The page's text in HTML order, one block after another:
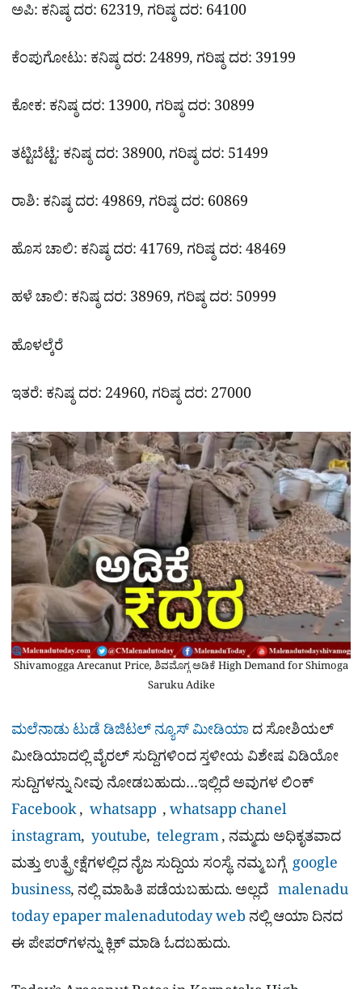
ಅಪಿ: ಕನಿಷ್ಠ ದರ: 62319, ಗರಿಷ್ಠ ದರ: 64100
ಕೆಂಪುಗೋಟು: ಕನಿಷ್ಠ ದರ: 24899, ಗರಿಷ್ಠ ದರ: 39199
ಕೋಕ: ಕನಿಷ್ಠ ದರ: 13900, ಗರಿಷ್ಠ ದರ: 30899
ತಟ್ಟಿಬೆಟ್ಟೆ: ಕನಿಷ್ಠ ದರ: 38900, ಗರಿಷ್ಠ ದರ: 51499
ರಾಶಿ: ಕನಿಷ್ಠ ದರ: 49869, ಗರಿಷ್ಠ ದರ: 60869
ಹೊಸ ಚಾಲಿ: ಕನಿಷ್ಠ ದರ: 41769, ಗರಿಷ್ಠ ದರ: 48469
ಹಳೆ ಚಾಲಿ: ಕನಿಷ್ಠ ದರ: 38969, ಗರಿಷ್ಠ ದರ: 50999
ಹೊಳಲ್ಕೆರೆ
ಇತರೆ: ಕನಿಷ್ಠ ದರ: 24960, ಗರಿಷ್ಠ ದರ: 27000
Shivamogga Arecanut Price, ಶಿವಮೊಗ್ಗ ಅಡಿಕೆ High Demand for Shimoga
Saruku Adike
ಮಲೆನಾಡು ಟುಡೆ ಡಿಜಿಟಲ್ ನ್ಯೂಸ್ ಮೀಡಿಯಾ ದ ಸೋಶಿಯಲ್​
ಮೀಡಿಯಾದಲ್ಲಿ ವೈರಲ್​ ಸುದ್ದಿಗಳಿಂದ ಸ್ತಳೀಯ ವಿಶೇಷ ವಿಡಿಯೋ
ಸುದ್ದಿಗಳನ್ನು ನೀವು ನೋಡಬಹುದು…ಇಲ್ಲಿದೆ ಅವುಗಳ ಲಿಂಕ್
Facebook, whatsapp ,whatsapp chanel
instagram, youtube, telegram, ನಮ್ಮದು ಅಧಿಕೃತವಾದ
ಮತ್ತು ಉತ್ಪ್ರೇಕ್ಷೆಗಳಲ್ಲಿದ ನೈಜ ಸುದ್ದಿಯ ಸಂಸ್ಥೆ. ನಮ್ಮ ಬಗ್ಗೆ google
business, ನಲ್ಲಿ ಮಾಹಿತಿ ಪಡೆಯಬಹುದು. ಅಲ್ಲದೆ malenadu
today epapermalenadutoday web ನಲ್ಲಿ ಆಯಾ ದಿನದ
ಈ ಪೇಪರ್​ಗಳನ್ನು ಕ್ಲಿಕ್ ಮಾಡಿ ಓದಬಹುದು.